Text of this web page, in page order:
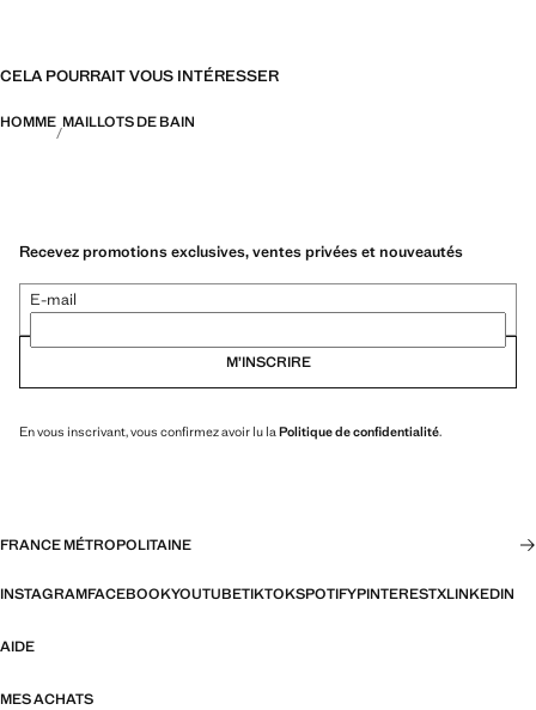
CELA POURRAIT VOUS INTÉRESSER
HOMME MAILLOTS DE BAIN
Recevez promotions exclusives, ventes privées et nouveautés
E-mail
M’INSCRIRE
En vous inscrivant, vous confirmez avoir lu la Politique de confidentialité.
FRANCE MÉTROPOLITAINE
INSTAGRAMFACEBOOKYOUTUBETIKTOKSPOTIFYPINTERESTXLINKEDIN
AIDE
MES ACHATS